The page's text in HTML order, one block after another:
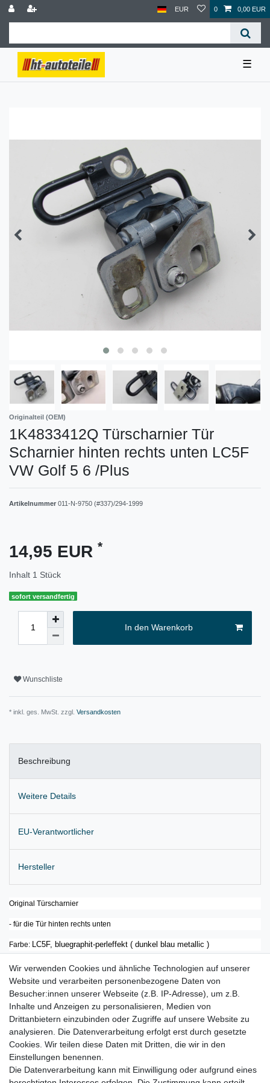
EUR 0 0,00 EUR
☰
Originalteil (OEM)
1K4833412Q Türscharnier Tür
Scharnier hinten rechts unten LC5F
VW Golf 5 6 /Plus
Artikelnummer 011-N-9750 (#337)/294-1999
14,95 EUR *
Inhalt 1 Stück
sofort versandfertig
In den Warenkorb
Wunschliste
* inkl. ges. MwSt. zzgl. Versandkosten
Beschreibung
Weitere Details
EU-Verantwortlicher
Hersteller
Original Türscharnier
- für die Tür hinten rechts unten
Farbe: LC5F, bluegraphit-perleffekt ( dunkel blau metallic )
für:
VW Golf 5 / 6 Bj. 2004 - 2012
VW Golf Variant Bj. 2007 - 2013
VW Jetta III Bj. 2005 - 2010
Wir verwenden Cookies und ähnliche Technologien auf unserer
Website und verarbeiten personenbezogene Daten von
Besucher:innen unserer Webseite (z.B. IP-Adresse), um z.B.
Inhalte und Anzeigen zu personalisieren, Medien von
Drittanbietern einzubinden oder Zugriffe auf unsere Website zu
analysieren. Die Datenverarbeitung erfolgt erst durch gesetzte
Cookies. Wir teilen diese Daten mit Dritten, die wir in den
Einstellungen benennen.
Die Datenverarbeitung kann mit Einwilligung oder aufgrund eines